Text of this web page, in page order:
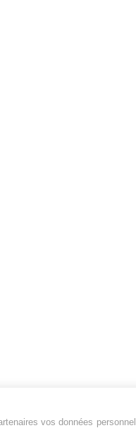
vos données